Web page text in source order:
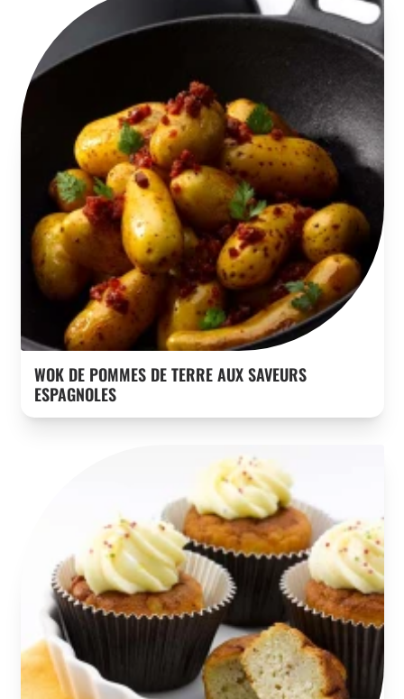
WOK DE POMMES DE TERRE AUX SAVEURS
ESPAGNOLES